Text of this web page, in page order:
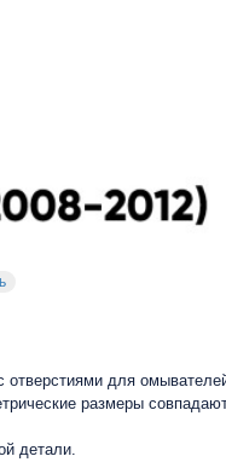
для
размеры
детали.